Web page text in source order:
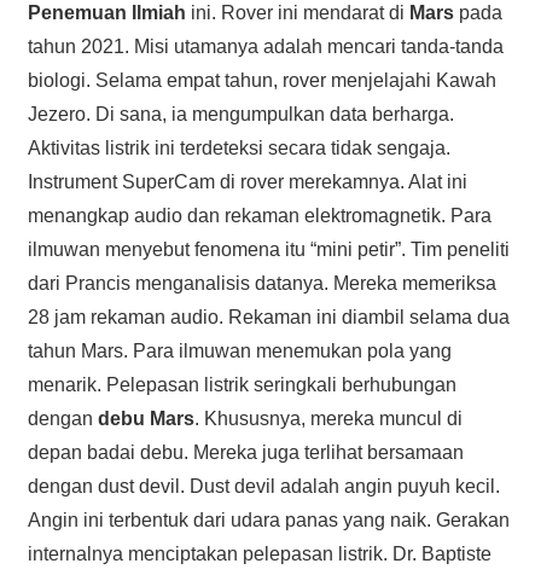
Penemuan Ilmiah ini. Rover ini mendarat di Marspada
tahun 2021. Misi utamanya adalah mencari tanda-tanda
biologi. Selama empat tahun, rover menjelajahi Kawah
Jezero. Di sana, ia mengumpulkan data berharga.
Aktivitas listrik ini terdeteksi secara tidak sengaja.
Instrument SuperCam di rover merekamnya. Alat ini
menangkap audio dan rekaman elektromagnetik. Para
ilmuwan menyebut fenomena itu “mini petir”. Tim peneliti
dari Prancis menganalisis datanya. Mereka memeriksa
28 jam rekaman audio. Rekaman ini diambil selama dua
tahun Mars. Para ilmuwan menemukan pola yang
menarik. Pelepasan listrik seringkali berhubungan
dengan debu Mars. Khususnya, mereka muncul di
depan badai debu. Mereka juga terlihat bersamaan
dengan dust devil. Dust devil adalah angin puyuh kecil.
Angin ini terbentuk dari udara panas yang naik. Gerakan
internalnya menciptakan pelepasan listrik. Dr. Baptiste